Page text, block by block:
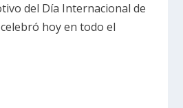
del Día Internacional de
hoy en todo el